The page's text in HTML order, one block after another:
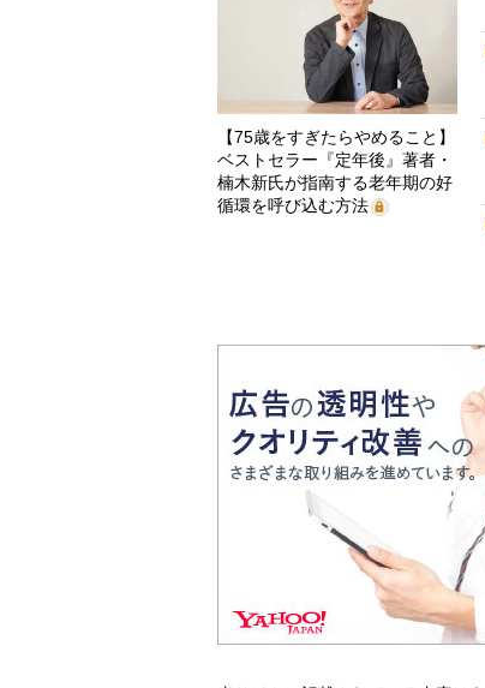
【75歳をすぎたらやめること】
ベストセラー『定年後』著者・
楠木新氏が指南する老年期の好
循環を呼び込む方法